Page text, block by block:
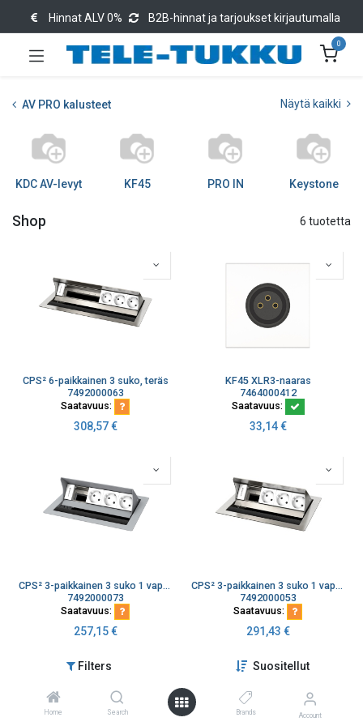
Filters Suositellut
Home Search Brands Account
Hinnat ALV 0% B2B-hinnat ja tarjoukset kirjautumalla
0
AV PRO kalusteet Näytä kaikki
KDC AV-levyt KF45 PRO IN Keystone
Shop 6 tuotetta
CPS² 6-paikkainen 3 suko, teräs
7492000063
Saatavuus:
308,57€
KF45 XLR3-naaras
7464000412
Saatavuus:
33,14€
CPS² 3-paikkainen 3 suko 1 vapaa harmaa
7492000073
Saatavuus:
257,15€
CPS² 3-paikkainen 3 suko 1 vapaa rosteri
7492000053
Saatavuus:
291,43 €